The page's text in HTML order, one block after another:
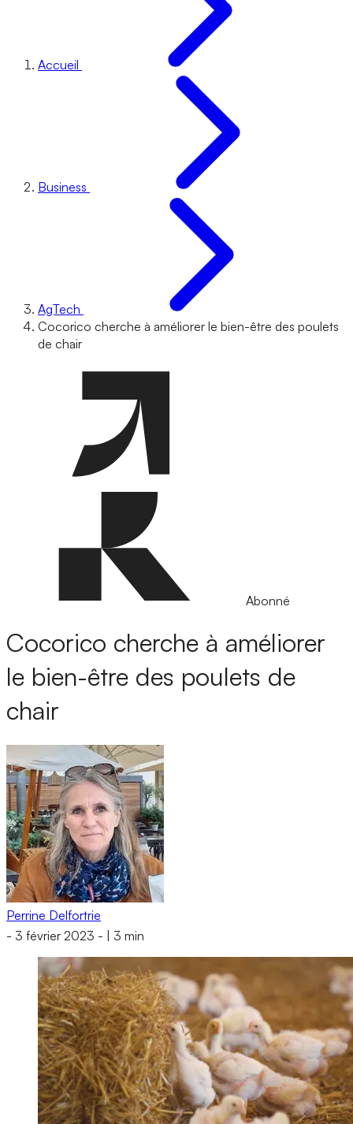
Accueil
Business
AgTech
Cocorico cherche à améliorer le bien-être des poulets
de chair
Abonné
Cocorico cherche à améliorer
le bien-être des poulets de
chair
Perrine Delfortrie
- 3 février 2023 - 3 min